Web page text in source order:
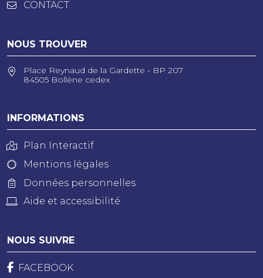
CONTACT
NOUS TROUVER
Place Reynaud de la Gardette - BP 207
84505 Bollène cedex
INFORMATIONS
Plan Interactif
Mentions légales
Données personnelles
Aide et accessibilité
NOUS SUIVRE
FACEBOOK